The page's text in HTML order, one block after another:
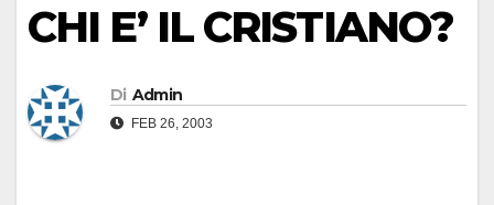
CHI E’ IL CRISTIANO?
Di Admin
FEB 26, 2003